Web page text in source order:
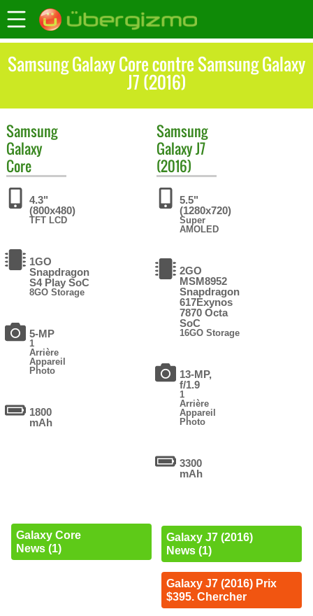
Samsung Galaxy Core contre Samsung Galaxy
J7 (2016)
Samsung
Galaxy
Core
4.3"
(800x480)
TFT LCD
1GO
Snapdragon
S4 Play SoC
8GO Storage
5-MP
1
Arrière
Appareil
Photo
1800
mAh
Galaxy Core
News (1)
Samsung
Galaxy J7
(2016)
5.5"
(1280x720)
Super
AMOLED
2GO
MSM8952
Snapdragon
617Exynos
7870 Octa
SoC
16GO Storage
13-MP,
f/1.9
1
Arrière
Appareil
Photo
3300
mAh
Galaxy J7 (2016)
News (1)
Galaxy J7 (2016) Prix
$395. Chercher